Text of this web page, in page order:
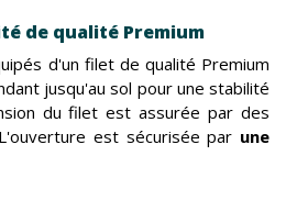
de qualité Premium
d'un filet de qualité Premium
jusqu'au sol pour une stabilité
du filet est assurée par des
est sécurisée par une